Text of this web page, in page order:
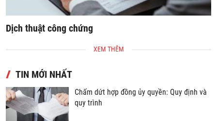
Dịch thuật công chứng
XEM THÊM
TIN MỚI NHẤT
Chấm dứt hợp đồng ủy quyền: Quy định và
quy trình